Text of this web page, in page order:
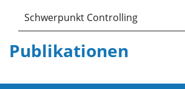
Schwerpunkt Controlling
Publikationen